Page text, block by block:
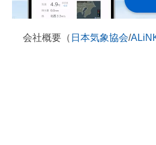
会社概要（ 日本気象協会/